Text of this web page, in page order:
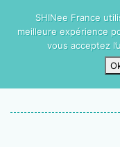
SHINee France
meilleure expérience
vous acceptez